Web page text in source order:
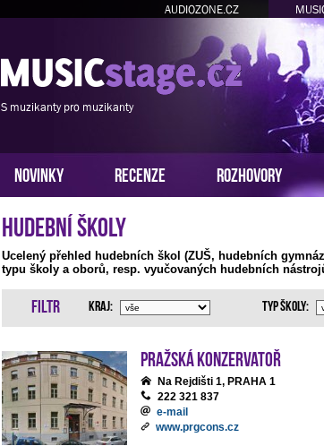
AUDIOZONE.CZ
S muzikanty pro muzikanty
NOVINKY RECENZE ROZHOVORY
Hudební školy
Ucelený přehled hudebních škol (ZUŠ, hudebních
typu školy a oborů, resp. vyučovaných hudebních
Filtr Kraj: Typ školy:
Pražská konzervatoř
Na Rejdišti 1, PRAHA 1
222 321 837
e-mail
www.prgcons.cz